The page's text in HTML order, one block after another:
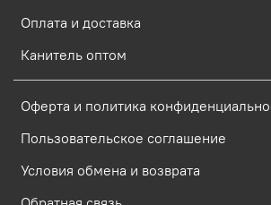
Оплата и доставка
Канитель оптом
Оферта и политика
Пользовательское соглашение
Условия обмена и возврата